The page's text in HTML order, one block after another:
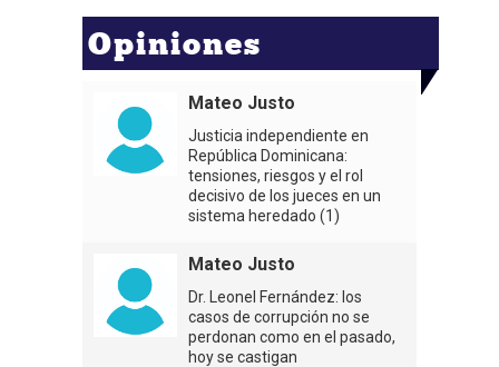
Opiniones
Mateo Justo
Justicia independiente en
República Dominicana:
tensiones, riesgos y el rol
decisivo de los jueces en un
sistema heredado (1)
Mateo Justo
Dr. Leonel Fernández: los
casos de corrupción no se
perdonan como en el pasado,
hoy se castigan